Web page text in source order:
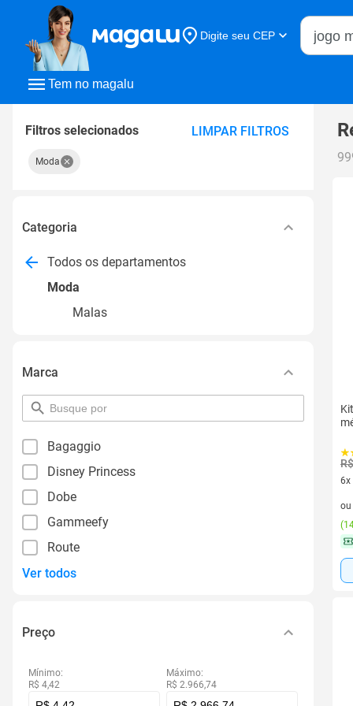
Tem no magalu
Digite seu CEP
Buscar
Filtros selecionados LIMPAR FILTROS
Moda
Categoria
Todos os departamentos
Moda
Malas
Marca
pesquisar
por
Bagaggio
Disney Princess
Dobe
Gammeefy
Route
Ver todos
Preço
Mínimo:
R$ 4,42
Máximo:
R$ 2.966,74
6x
6
ou
(